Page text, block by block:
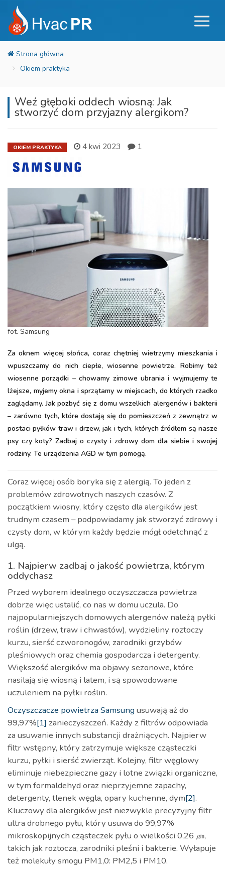
Okiem praktyka
Weź głęboki oddech wiosną: Jak
stworzyć dom przyjazny alergikom?
OKIEM PRAKTYKA 4 kwi 2023 1
fot. Samsung
Za oknem więcej słońca, coraz chętniej wietrzymy mieszkania i
wpuszczamy do nich ciepłe, wiosenne powietrze. Robimy też
wiosenne porządki – chowamy zimowe ubrania i wyjmujemy te
lżejsze, myjemy okna i sprzątamy w miejscach, do których rzadko
zaglądamy. Jak pozbyć się z domu wszelkich alergenów i bakterii
– zarówno tych, które dostają się do pomieszczeń z zewnątrz w
postaci pyłków traw i drzew, jak i tych, których źródłem są nasze
psy czy koty? Zadbaj o czysty i zdrowy dom dla siebie i swojej
rodziny. Te urządzenia AGD w tym pomogą.
Coraz więcej osób boryka się z alergią. To jeden z
problemów zdrowotnych naszych czasów. Z
początkiem wiosny, który często dla alergików jest
trudnym czasem – podpowiadamy jak stworzyć zdrowy i
czysty dom, w którym każdy będzie mógł odetchnąć z
ulgą.
1. Najpierw zadbaj o jakość powietrza, którym
oddychasz
Przed wyborem idealnego oczyszczacza powietrza
dobrze więc ustalić, co nas w domu uczula. Do
najpopularniejszych domowych alergenów należą pyłki
roślin (drzew, traw i chwastów), wydzieliny roztoczy
kurzu, sierść czworonogów, zarodniki grzybów
pleśniowych oraz chemia gospodarcza i detergenty.
Większość alergików ma objawy sezonowe, które
nasilają się wiosną i latem, i są spowodowane
uczuleniem na pyłki roślin.
Oczyszczacze powietrza Samsungusuwają aż do
99,97%[1] zanieczyszczeń. Każdy z filtrów odpowiada
za usuwanie innych substancji drażniących. Najpierw
filtr wstępny, który zatrzymuje większe cząsteczki
kurzu, pyłki i sierść zwierząt. Kolejny, filtr węglowy
eliminuje niebezpieczne gazy i lotne związki organiczne,
w tym formaldehyd oraz nieprzyjemne zapachy,
detergenty, tlenek węgla, opary kuchenne, dym[2].
Kluczowy dla alergików jest niezwykle precyzyjny filtr
ultra drobnego pyłu, który usuwa do 99,97%
mikroskopijnych cząsteczek pyłu o wielkości 0,26 ㎛,
takich jak roztocza, zarodniki pleśni i bakterie. Wyłapuje
też molekuły smogu PM1,0: PM2,5 i PM10.